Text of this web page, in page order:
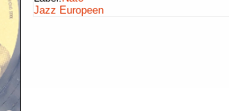
Jazz Europeen